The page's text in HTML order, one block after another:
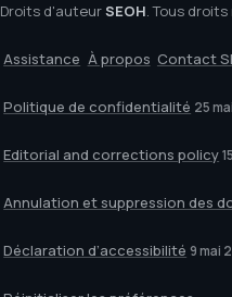
Droits d'auteurSEOH. Tous
Assistance À propos Contact
Politique de confidentialité 25
Editorial and corrections policy
Annulation et suppression des
Déclaration d’accessibilité 9 mai